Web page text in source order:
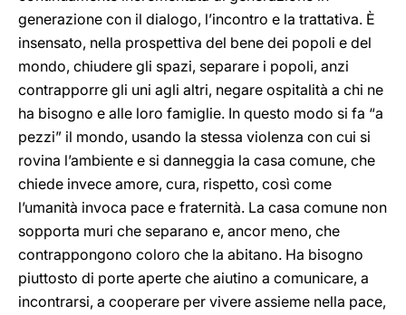
generazione con il dialogo, l’incontro e la trattativa. È
insensato, nella prospettiva del bene dei popoli e del
mondo, chiudere gli spazi, separare i popoli, anzi
contrapporre gli uni agli altri, negare ospitalità a chi ne
ha bisogno e alle loro famiglie. In questo modo si fa “a
pezzi” il mondo, usando la stessa violenza con cui si
rovina l’ambiente e si danneggia la casa comune, che
chiede invece amore, cura, rispetto, così come
l’umanità invoca pace e fraternità. La casa comune non
sopporta muri che separano e, ancor meno, che
contrappongono coloro che la abitano. Ha bisogno
piuttosto di porte aperte che aiutino a comunicare, a
incontrarsi, a cooperare per vivere assieme nella pace,